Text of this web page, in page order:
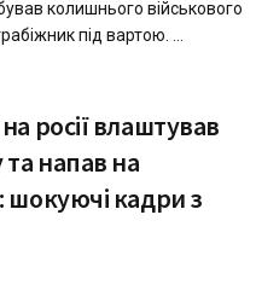
колишнього військового
під вартою. ...
росії влаштував
напав на
шокуючі кадри з